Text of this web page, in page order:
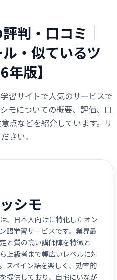
判・口コミ｜
・似ているツ
版】
習サイトで人気のサービスで
モについての概要、評価、口
点などを紹介しています。サ
さい。
シモ
、日本人向けに特化したオン
語学習サービスです。業界最
と質の高い講師陣を特徴と
上級者まで幅広いレベルに対
スペイン語を楽しく、効率的
提供しており、自宅にいなが